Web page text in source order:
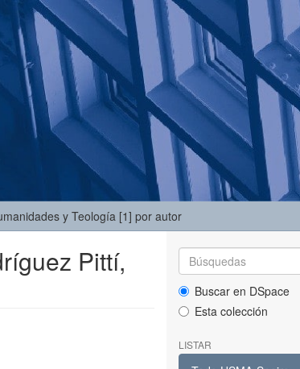
y Teología [1] por autor
Pittí,
Buscar en DSpace
Esta colección
LISTAR